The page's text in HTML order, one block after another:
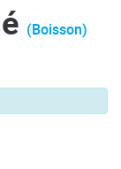
(Boisson)